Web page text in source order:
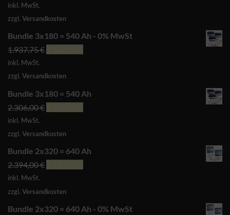
war:
inkl. MwSt.
zzgl. Versandkosten
Bundle 3x180 = 540 Ah - 0% MwSt
1.937,75€
war:
inkl. MwSt.
zzgl. Versandkosten
Bundle 3x180 = 540 Ah
2.306,00€
war:
inkl. MwSt.
zzgl. Versandkosten
Bundle 2x320 = 640 Ah
2.394,00€
war:
inkl. MwSt.
zzgl. Versandkosten
Bundle 2x320 = 640 Ah - 0% MwSt